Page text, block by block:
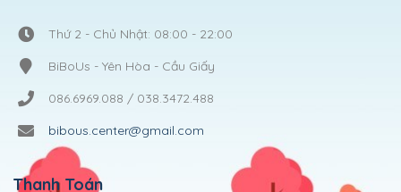
Thứ 2 - Chủ Nhật: 08:00 - 22:00
BiBoUs - Yên Hòa - Cầu Giấy
086.6969.088 / 038.3472.488
bibous.center@gmail.com
Thanh Toán